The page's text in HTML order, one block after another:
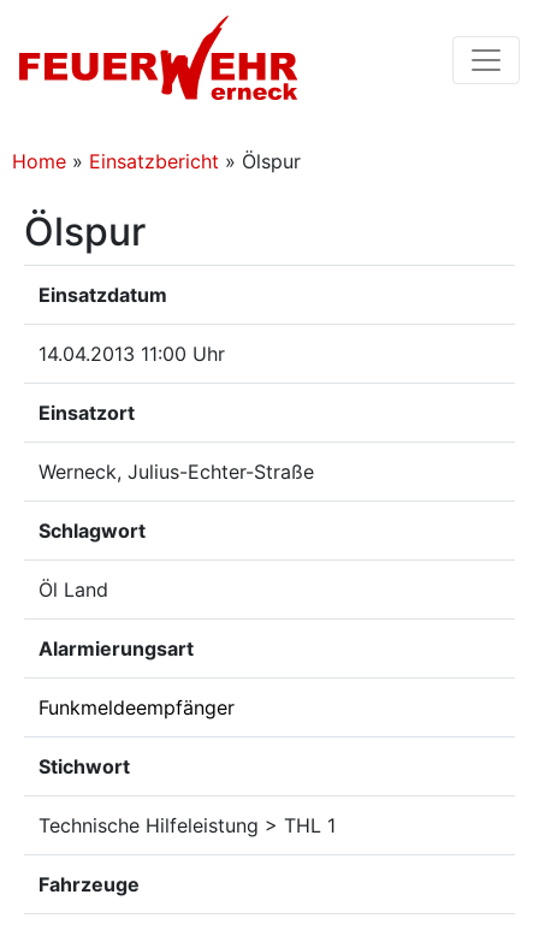
Home » Einsatzbericht » Ölspur
Ölspur
Einsatzdatum
14.04.2013 11:00 Uhr
Einsatzort
Werneck, Julius-Echter-Straße
Schlagwort
Öl Land
Alarmierungsart
Funkmeldeempfänger
Stichwort
Technische Hilfeleistung > THL 1
Fahrzeuge